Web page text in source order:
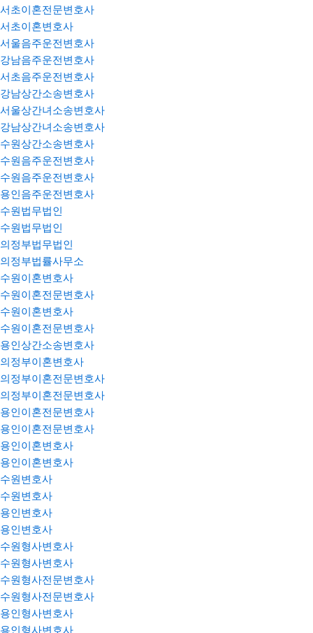
서초이혼전문변호사
서초이혼변호사
서울음주운전변호사
강남음주운전변호사
서초음주운전변호사
강남상간소송변호사
서울상간녀소송변호사
강남상간녀소송변호사
수원상간소송변호사
수원음주운전변호사
수원음주운전변호사
용인음주운전변호사
수원법무법인
수원법무법인
의정부법무법인
의정부법률사무소
수원이혼변호사
수원이혼전문변호사
수원이혼변호사
수원이혼전문변호사
용인상간소송변호사
의정부이혼변호사
의정부이혼전문변호사
의정부이혼전문변호사
용인이혼전문변호사
용인이혼전문변호사
용인이혼변호사
용인이혼변호사
수원변호사
수원변호사
용인변호사
용인변호사
수원형사변호사
수원형사변호사
수원형사전문변호사
수원형사전문변호사
용인형사변호사
용인형사변호사